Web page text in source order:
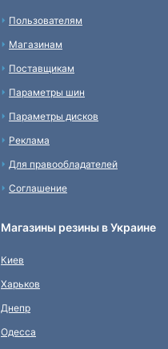
Пользователям
Магазинам
Поставщикам
Параметры шин
Параметры дисков
Реклама
Для правообладателей
Соглашение
Магазины резины в Украине
Киев
Харьков
Днепр
Одесса